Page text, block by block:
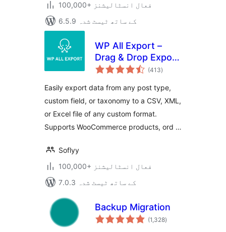
100,000+ فعال انسٹالیشنز
6.5.9 کے ساتھ ٹیسٹ شدہ
WP All Export –
Drag & Drop Export
to Any Custom
(413مجموعی
درجہ
)
Easily export data from any post type,
custom field, or taxonomy to a CSV, XML,
or Excel file of any custom format.
Supports WooCommerce products, ord …
Soflyy
100,000+ فعال انسٹالیشنز
7.0.3 کے ساتھ ٹیسٹ شدہ
Backup Migration
(1,328مجموعی
درجہ
)